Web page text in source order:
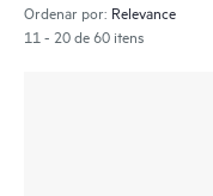
Ordenar por:
11 - 20 de 60 itens